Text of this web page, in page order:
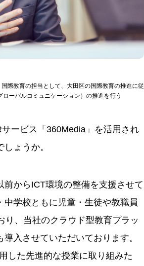
際教育の担当として、大田区の国際教育の推進に従
ーバルコミュニケーション）の推進を行う
ービス「360Media」を活用され
ょうか。
前からICT環境の整備を支援させて
学校ともに児童・生徒や教職員
、当社のクラウド型教育プラッ
入させていただいております。
した先進的な授業に取り組みた